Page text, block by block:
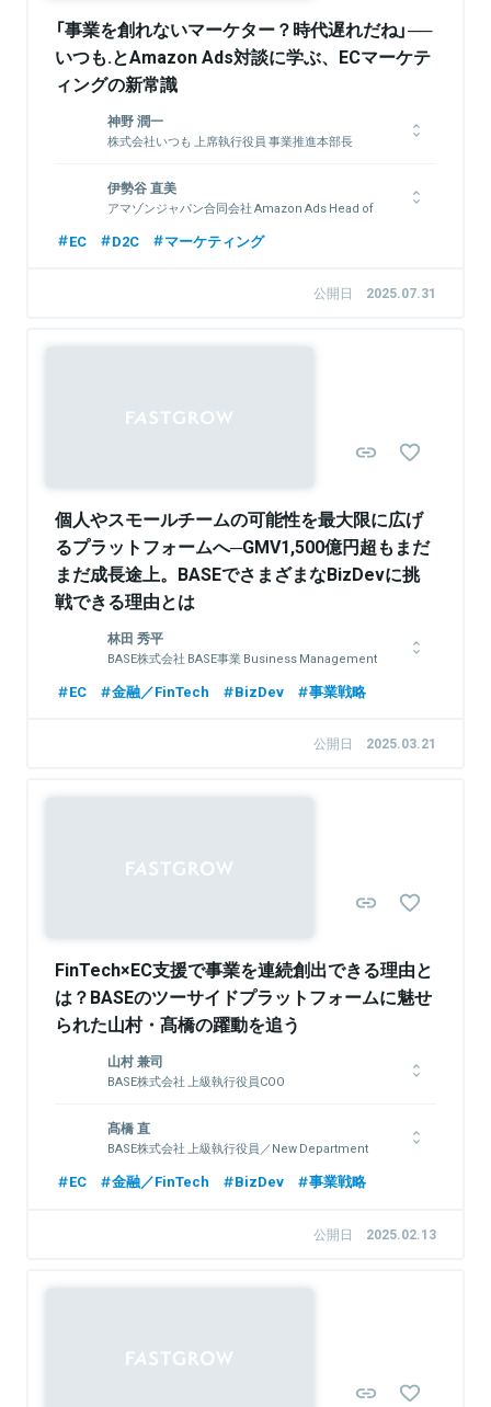
「事業を創れないマーケター？時代遅れだね」──
いつも.とAmazon Ads対談に学ぶ、ECマーケテ
ィングの新常識
神野 潤一
株式会社いつも 上席執行役員 事業推進本部長
経て、いつも.に中途入社。
伊勢谷 直美
アマゾンジャパン合同会社 Amazon Ads Head of
2016年にアマゾンジャパンに入社。日本国内のエマージングア
バルグロースセールスに加わり日本の営業チームを統括。
EC D2C マーケティング
公開日 2025.07.31
個人やスモールチームの可能性を最大限に広げ
るプラットフォームへ─GMV1,500億円超もまだ
まだ成長途上。BASEでさまざまなBizDevに挑
戦できる理由とは
林田 秀平
BASE株式会社 BASE事業 Business Management
1993年生まれ。大阪大学工学部卒、大阪大学大学院情報科学研
グファームのA.T. カーニーに入社。主に消費財・小売・通信業
社に入社。経営戦略室を経てBASE事業のProduct Marketing
Division Managerに就任。ブランド、セールス＆マーケティン
グ、BizDev、カスタマーサクセス領域の統括マネージャーを務
関連情報をみる
EC 金融／FinTech BizDev 事業戦略
公開日 2025.03.21
FinTech×EC支援で事業を連続創出できる理由と
は？BASEのツーサイドプラットフォームに魅せ
られた山村・髙橋の躍動を追う
山村 兼司
BASE株式会社 上級執行役員COO
会社リクルートに入社。学び事業、共同購入サービス「ポンパ
レ」、CS推進、ECビジネス推進室、「Airレジ」等で、事業企画や
マネジャーを歴任。2017年1月にBASE株式会社に入社。ネット
ショップ作成サービス「BASE」の事業推進と組織体制の強化を図
髙橋 直
BASE株式会社 上級執行役員／New Department
青山学院大学卒業後、三井住友カードへ入社し、戦略提携や事業
業・決済プラットフォーム事業等の立ち上げに参画。 2022年4
EC 金融／FinTech BizDev 事業戦略
公開日 2025.02.13